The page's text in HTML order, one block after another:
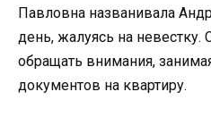
Павловна названивала
день, жалуясь на невестку.
обращать внимания,
документов на квартиру.